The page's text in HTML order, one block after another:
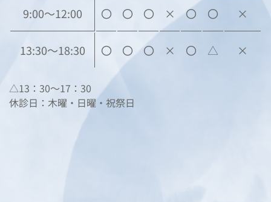
9:00〜12:00 〇 〇 〇 × 〇 〇 ×
13:30〜18:30 〇 〇 〇 × 〇 △ ×
△13：30～17：30
休診日：木曜・日曜・祝祭日